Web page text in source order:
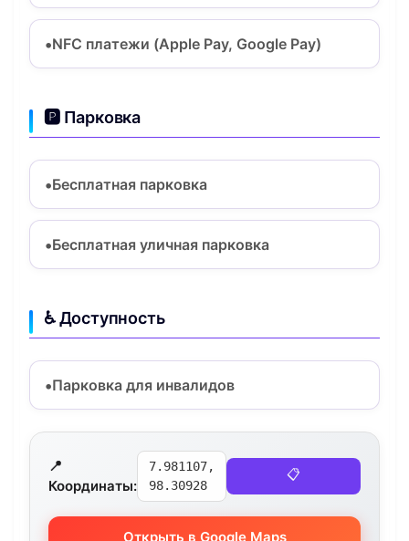
NFC платежи (Apple Pay, Google Pay)
🅿️ Парковка
Бесплатная парковка
Бесплатная уличная парковка
♿ Доступность
Парковка для инвалидов
📍
Координаты:
7.981107,
98.30928
📋
Открыть в Google Maps